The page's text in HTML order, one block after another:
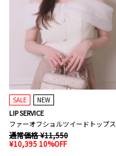
SALE NEW
LIP SERVICE
ファーオフショルツイードトップス
通常価格 ¥11,550
¥10,395 10%OFF